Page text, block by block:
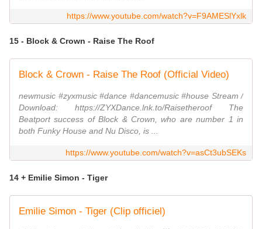
https://www.youtube.com/watch?v=F9AMESlYxlk
15 - Block & Crown - Raise The Roof
Block & Crown - Raise The Roof (Official Video)
newmusic #zyxmusic #dance #dancemusic #house Stream /
Download: https://ZYXDance.lnk.to/Raisetheroof The
Beatport success of Block & Crown, who are number 1 in
both Funky House and Nu Disco, is ...
https://www.youtube.com/watch?v=asCt3ubSEKs
14 + Emilie Simon - Tiger
Emilie Simon - Tiger (Clip officiel)